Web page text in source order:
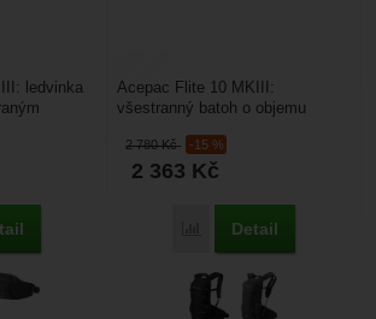
Onyx 2 MKIII' k porovnání
ledvinka
2 780Kč -15 %
2 363 Kč
Přidat 'Acepac Flite 10
Detail
Acepac Flite 10 MKIII:
všestranný batoh o objemu
bederním pásem který lze
nosit...